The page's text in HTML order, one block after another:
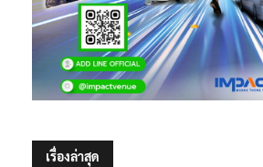
เรื่องล่าสุด